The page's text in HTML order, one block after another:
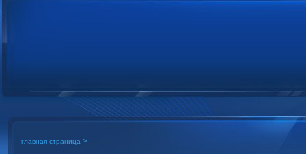
главная страница >